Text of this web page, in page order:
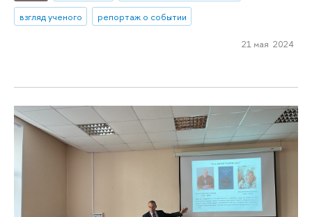
взгляд ученого
репортаж о событии
21 мая 2024